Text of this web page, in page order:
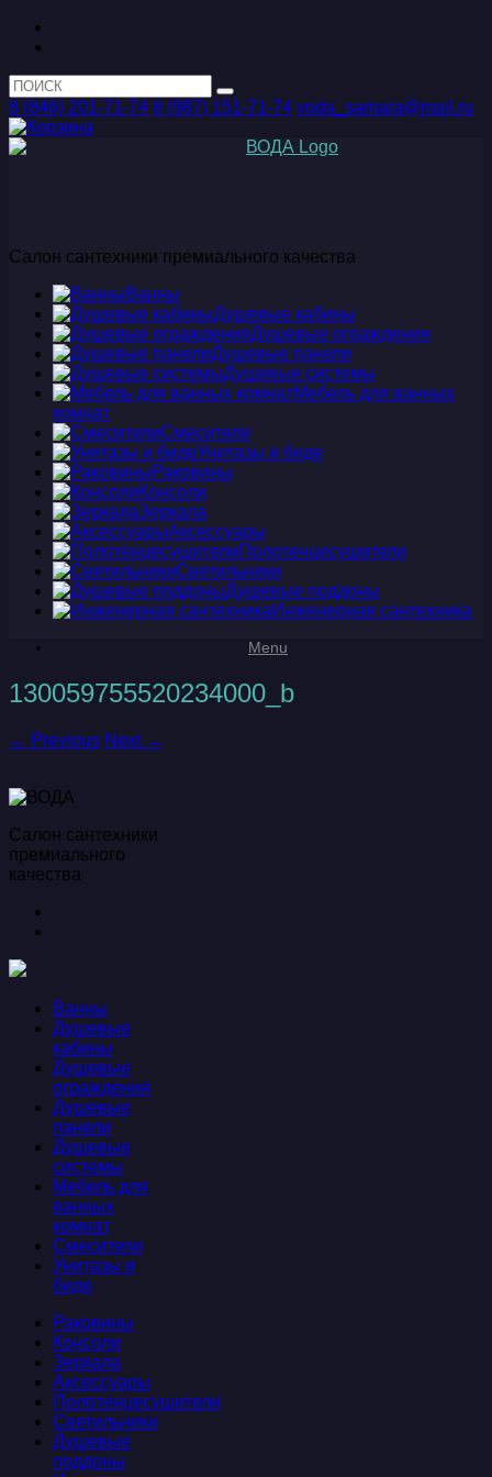
8 (846) 201-71-74 8 (987) 151-71-74 voda_samara@mail.ru
Салон сантехники премиального качества
Ванны
Душевые кабины
Душевые ограждения
Душевые панели
Душевые системы
Мебель для ванных
комнат
Смесители
Унитазы и биде
Раковины
Консоли
Зеркала
Аксессуары
Полотенцесушители
Светильники
Душевые поддоны
Инженерная сантехника
Menu
130059755520234000_b
← Previous Next →
Салон сантехники
премиального
качества
Ванны
Душевые
кабины
Душевые
ограждения
Душевые
панели
Душевые
системы
Мебель для
ванных
комнат
Смесители
Унитазы и
биде
Раковины
Консоли
Зеркала
Аксессуары
Полотенцесушители
Светильники
Душевые
поддоны